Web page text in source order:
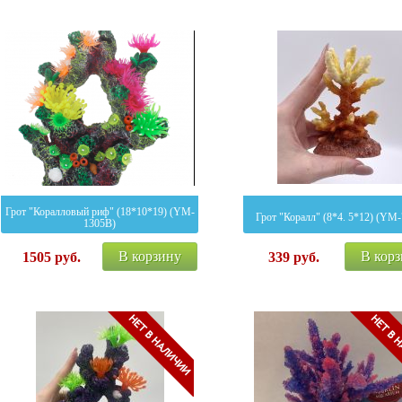
Грот "Коралловый риф" (18*10*19) (YM-
1305B)
1505руб. В корзину
Грот "Коралл" (8*4. 5*12)
339руб. В